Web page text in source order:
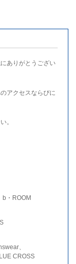
ありがとうござい
アクセスならびに
。
b・ROOM
、
CROSS